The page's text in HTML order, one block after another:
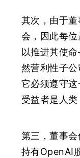
其次，由于
会， 因此每
以推进其使
然营利性子
它必须遵守
受益者是人
第三，董事会
持有OpenAI